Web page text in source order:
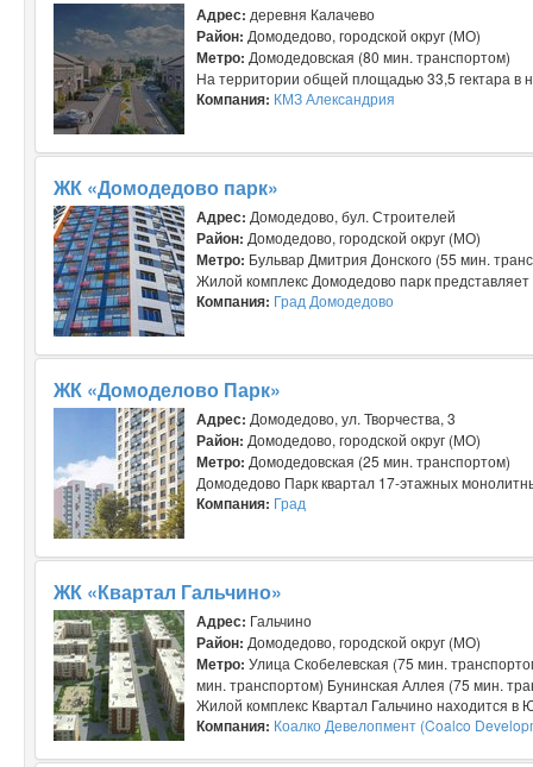
Адрес: деревня Калачево
Район: Домодедово, городской округ (МО)
Метро: Домодедовская (80 мин. транспортом)
На территории общей площадью 33,5 гектара в
Компания: КМЗ Александрия
ЖК «Домодедово парк»
Адрес: Домодедово, бул. Строителей
Район: Домодедово, городской округ (МО)
Метро: Бульвар Дмитрия Донского (55 мин.
Жилой комплекс Домодедово парк
Компания: Град Домодедово
ЖК «Домоделово Парк»
Адрес: Домодедово, ул. Творчества, 3
Район: Домодедово, городской округ (МО)
Метро: Домодедовская (25 мин. транспортом)
Домодедово Парк квартал 17-этажных
Компания: Град
ЖК «Квартал Гальчино»
Адрес: Гальчино
Район: Домодедово, городской округ (МО)
Метро: Улица Скобелевская (75 мин.
мин. транспортом) Бунинская Аллея (75 мин.
Жилой комплекс Квартал Гальчино находится
Компания: Коалко Девелопмент (Coalco